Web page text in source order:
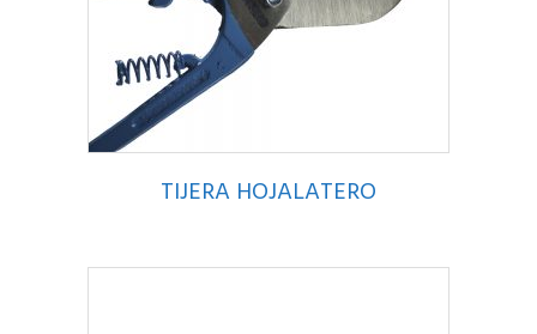
TIJERA HOJALATERO